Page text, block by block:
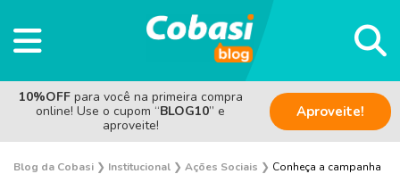
10%OFF para você na primeira compra
online! Use o cupom “BLOG10” e
aproveite!
Aproveite!
Blog da Cobasi ❯ Institucional ❯ Ações Sociais ❯ Conheça a campanha